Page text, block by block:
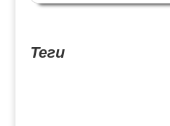
достигнут
Теги